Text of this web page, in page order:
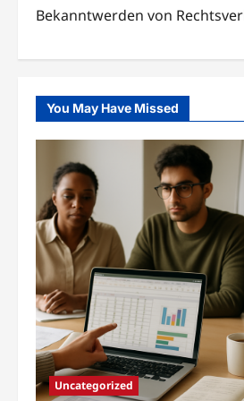
Bekanntwerden von
You May Have Missed
Uncategorized